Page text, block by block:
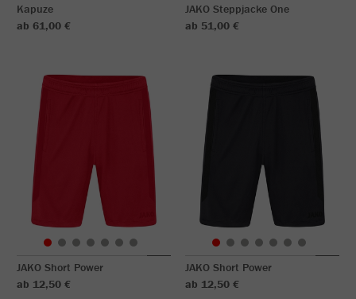
Kapuze
ab 61,00 €
JAKO Steppjacke One
ab 51,00 €
JAKO Short Power
ab 12,50 €
JAKO Short Power
ab 12,50 €